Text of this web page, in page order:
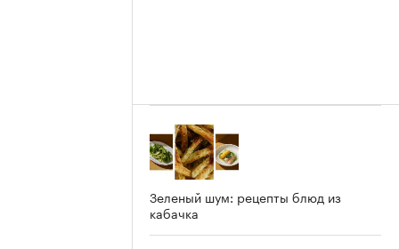
Зеленый шум: рецепты блюд из
кабачка